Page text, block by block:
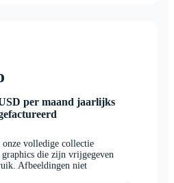
per maand jaarlijks
volledige collectie
die zijn vrijgegeven
Afbeeldingen niet